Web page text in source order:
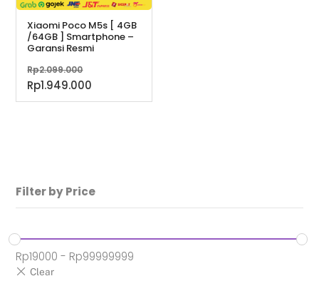
Xiaomi Poco M5s [ 4GB
/64GB ] Smartphone –
Garansi Resmi
Rp2.099.000
aslinya
adalah:
Rp1.949.000
saat
Filter by Price
Rp19000 - Rp99999999